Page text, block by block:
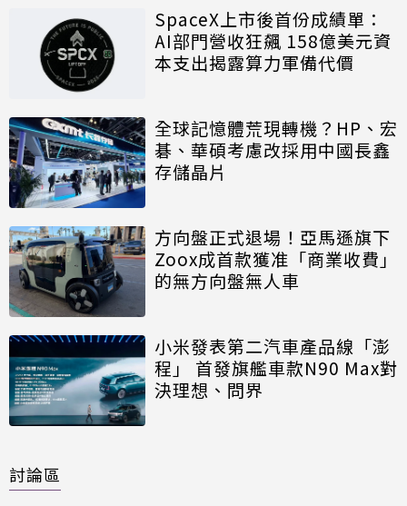
SpaceX上市後首份成績單：
AI部門營收狂飆 158億美元資
本支出揭露算力軍備代價
全球記憶體荒現轉機？HP、宏
碁、華碩考慮改採用中國長鑫
存儲晶片
方向盤正式退場！亞馬遜旗下
Zoox成首款獲准「商業收費」
的無方向盤無人車
小米發表第二汽車產品線「澎
程」 首發旗艦車款N90 Max對
決理想、問界
討論區